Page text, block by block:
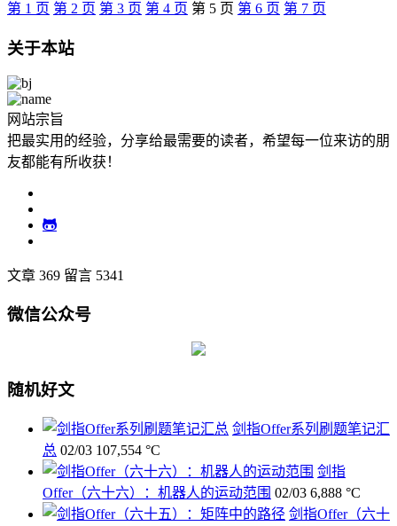
第 1 页 第 2 页 第 3 页 第 4 页 第 5 页 第 6 页 第 7 页
关于本站
网站宗旨
把最实用的经验，分享给最需要的读者，希望每一位来访的朋
友都能有所收获！
文章 369 留言 5341
微信公众号
随机好文
剑指Offer系列刷题笔记汇
总 02/03 107,554 °C
剑指
Offer（六十六）：机器人的运动范围 02/03 6,888 °C
剑指Offer（六十